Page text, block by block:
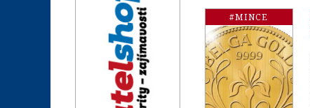
#MINCE